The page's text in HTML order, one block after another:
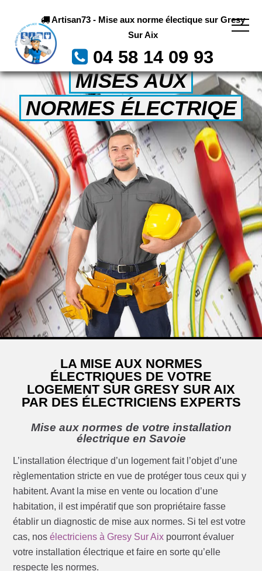
Artisan73 - Mise aux norme électique sur Gresy
Sur Aix
04 58 14 09 93
MISES AUX
NORMES ÉLECTRIQE
LA MISE AUX NORMES
ÉLECTRIQUES DE VOTRE
LOGEMENT SUR GRESY SUR AIX
PAR DES ÉLECTRICIENS EXPERTS
Mise aux normes de votre installation
électrique en Savoie
L’installation électrique d’un logement fait l’objet d’une
règlementation stricte en vue de protéger tous ceux qui y
habitent. Avant la mise en vente ou location d’une
habitation, il est impératif que son propriétaire fasse
établir un diagnostic de mise aux normes. Si tel est votre
cas, nosélectriciens à Gresy Sur Aix pourront évaluer
votre installation électrique et faire en sorte qu’elle
respecte les normes.